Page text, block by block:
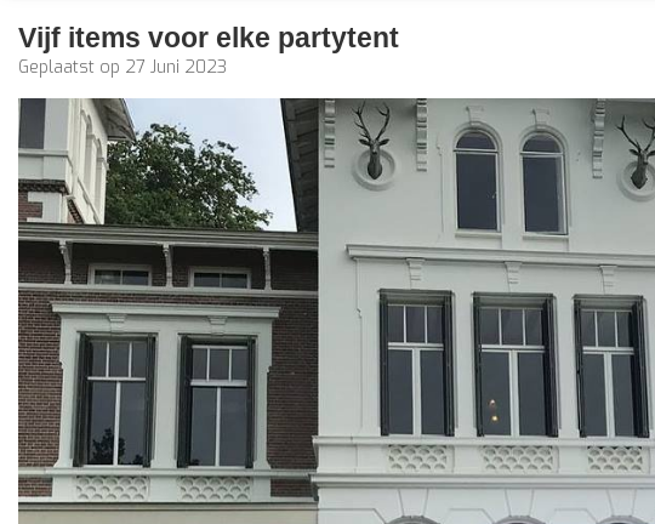
Vijf items voor elke partytent
Geplaatst op 27 Juni 2023